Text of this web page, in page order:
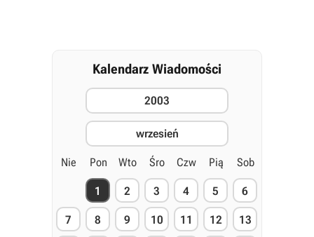
Kalendarz Wiadomości
2003
wrzesień
Nie Pon Wto Śro Czw Pią Sob
1 2 3 4 5 6
7 8 9 10 11 12 13